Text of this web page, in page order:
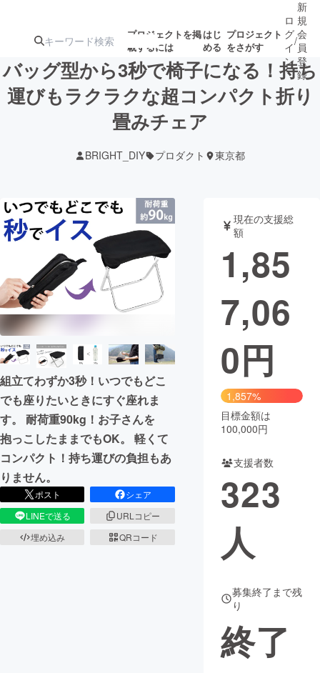
プロジェクトを掲
載するには
はじ
める
プロジェクト
をさがす
注目の新着プロ 募集終了が近いプ
テクノロジー・ガジェット
映像・映画 書籍・雑誌
ビジネス・起業 チャレンジ
まちづくり・地域活性化
CAMPFIRE for Social Good
CAMPFIRE Creation
CAMPFIREふるさと納税
コミュニティ
ロ
グ
イ
ン
/
新
規
会
員
登
録
バッグ型から3秒で椅子になる！持ち
運びもラクラクな超コンパクト折り
畳みチェア
BRIGHT_DIY プロダクト 東京都
組立てわずか3秒！いつでもどこ
でも座りたいときにすぐ座れま
す。 耐荷重90kg！お子さんを
抱っこしたままでもOK。 軽くて
コンパクト！持ち運びの負担もあ
りません。
ポスト
シェア
LINEで送る
URLコピー
埋め込み
QRコード
現在の支援総
額
1,85
7,06
0円
1,857%
目標金額は
100,000円
支援者数
323
人
募集終了まで残
り
終了